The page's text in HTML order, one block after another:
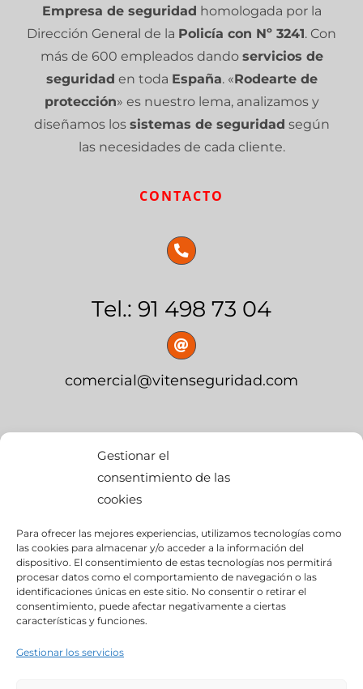
Gestionar el
consentimiento de las
cookies
Para ofrecer las mejores experiencias, utilizamos tecnologías como
las cookies para almacenar y/o acceder a la información del
dispositivo. El consentimiento de estas tecnologías nos permitirá
procesar datos como el comportamiento de navegación o las
identificaciones únicas en este sitio. No consentir o retirar el
consentimiento, puede afectar negativamente a ciertas
características y funciones.
Gestionar los servicios
Empresa de seguridad homologada por la
Dirección General de la Policía con Nº 3241. Con
más de 600 empleados dando servicios de
seguridad en toda España. «Rodearte de
protección» es nuestro lema, analizamos y
diseñamos los sistemas de seguridad según
las necesidades de cada cliente.
CONTACTO
Tel.: 91 498 73 04
comercial@vitenseguridad.com
calle Palier, s/n
edif. BMW Momentum,
Pol. Ind. “Ciudad del Automóvil”
28914- Leganés (Madrid)